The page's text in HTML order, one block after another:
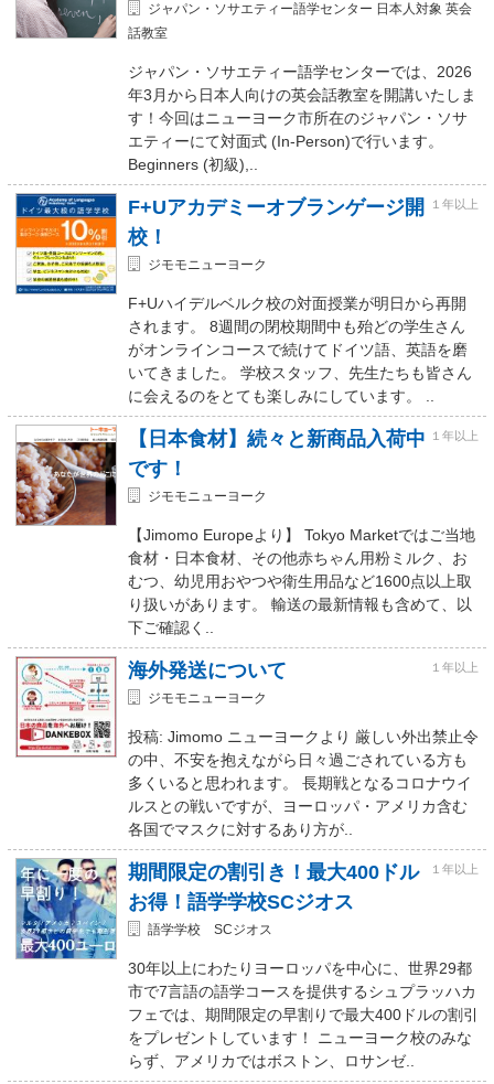
ジャパン・ソサエティー語学センター 日本人対象 英会
話教室
ジャパン・ソサエティー語学センターでは、2026
年3月から日本人向けの英会話教室を開講いたしま
す！今回はニューヨーク市所在のジャパン・ソサ
エティーにて対面式 (In-Person)で行います。
Beginners (初級),..
F+Uアカデミーオブランゲージ開
校！
１年以上
ジモモニューヨーク
F+Uハイデルベルク校の対面授業が明日から再開
されます。 8週間の閉校期間中も殆どの学生さん
がオンラインコースで続けてドイツ語、英語を磨
いてきました。 学校スタッフ、先生たちも皆さん
に会えるのをとても楽しみにしています。 ..
【日本食材】続々と新商品入荷中
です！
１年以上
ジモモニューヨーク
【Jimomo Europeより】 Tokyo Marketではご当地
食材・日本食材、その他赤ちゃん用粉ミルク、お
むつ、幼児用おやつや衛生用品など1600点以上取
り扱いがあります。 輸送の最新情報も含めて、以
下ご確認く..
海外発送について １年以上
ジモモニューヨーク
投稿: Jimomo ニューヨークより 厳しい外出禁止令
の中、不安を抱えながら日々過ごされている方も
多くいると思われます。 長期戦となるコロナウイ
ルスとの戦いですが、ヨーロッパ・アメリカ含む
各国でマスクに対するあり方が..
期間限定の割引き！最大400ドル
お得！語学学校SCジオス
１年以上
語学学校 SCジオス
30年以上にわたりヨーロッパを中心に、世界29都
市で7言語の語学コースを提供するシュプラッハカ
フェでは、期間限定の早割りで最大400ドルの割引
をプレゼントしています！ ニューヨーク校のみな
らず、アメリカではボストン、ロサンゼ..